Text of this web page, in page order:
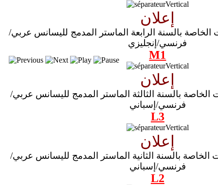
إعلان
الخاصة بالسنة الرابعة الماستر المدمج لليسانس عربي/
فرنسي/إنجليزي
M1
إعلان
الخاصة بالسنة الثالثة الماستر المدمج لليسانس عربي/
فرنسي/إسباني
L3
إعلان
الخاصة بالسنة الثانية الماستر المدمج لليسانس عربي/
فرنسي/إسباني
L2